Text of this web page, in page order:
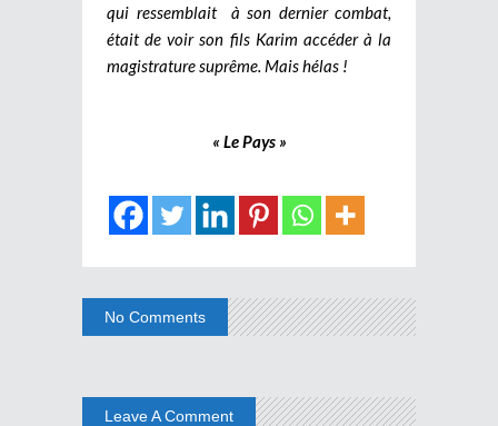
qui ressemblait à son dernier combat,
était de voir son fils Karim accéder à la
magistrature suprême. Mais hélas !
« Le Pays »
No Comments
Leave A Comment